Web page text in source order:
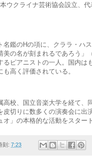
ウクライナ芸術協会設立、
名鑑のHの項に、クララ・ハ
美の名が刻まれるであろう」
るピアニストの一人。国内は
高く評価されている。
高校、国立音楽大学を経て、
皮切りに数多くの演奏会に出
オ」の本格的な活動をスター
刻: 7:23